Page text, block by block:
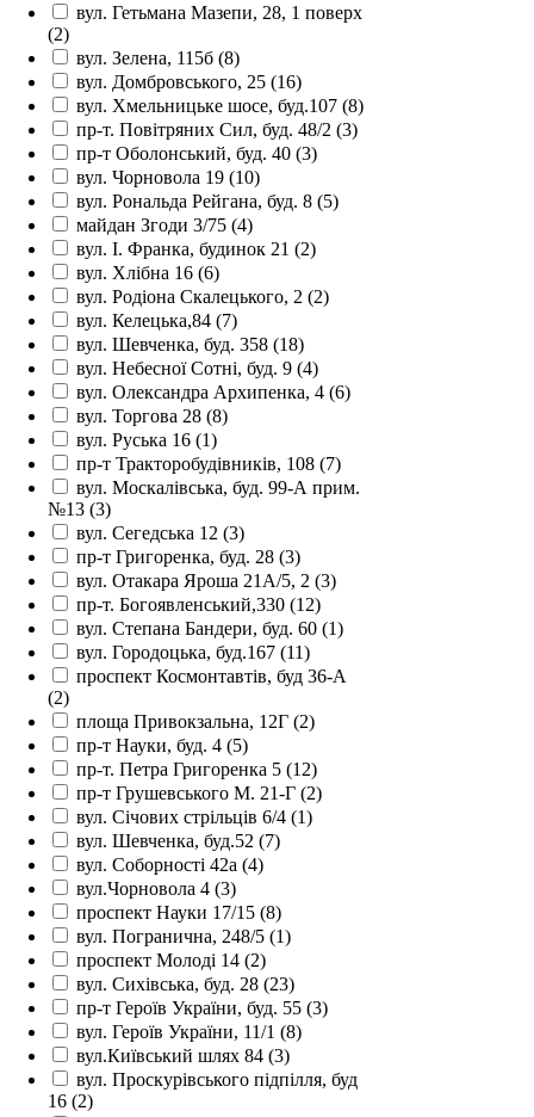
вул. Гетьмана Мазепи, 28, 1 поверх
(2)
вул. Зелена, 115б (8)
вул. Домбровського, 25 (16)
вул. Хмельницьке шосе, буд.107 (8)
пр-т. Повітряних Сил, буд. 48/2 (3)
пр-т Оболонський, буд. 40 (3)
вул. Чорновола 19 (10)
вул. Рональда Рейгана, буд. 8 (5)
майдан Згоди 3/75 (4)
вул. І. Франка, будинок 21 (2)
вул. Хлібна 16 (6)
вул. Родіона Скалецького, 2 (2)
вул. Келецька,84 (7)
вул. Шевченка, буд. 358 (18)
вул. Небесної Сотні, буд. 9 (4)
вул. Олександра Архипенка, 4 (6)
вул. Торгова 28 (8)
вул. Руська 16 (1)
пр-т Тракторобудівників, 108 (7)
вул. Москалівська, буд. 99-А прим.
№13 (3)
вул. Сегедська 12 (3)
пр-т Григоренка, буд. 28 (3)
вул. Отакара Яроша 21А/5, 2 (3)
пр-т. Богоявленський,330 (12)
вул. Степана Бандери, буд. 60 (1)
вул. Городоцька, буд.167 (11)
проспект Космонтавтів, буд 36-А
(2)
площа Привокзальна, 12Г (2)
пр-т Науки, буд. 4 (5)
пр-т. Петра Григоренка 5 (12)
пр-т Грушевського М. 21-Г (2)
вул. Січових стрільців 6/4 (1)
вул. Шевченка, буд.52 (7)
вул. Соборності 42а (4)
вул.Чорновола 4 (3)
проспект Науки 17/15 (8)
вул. Погранична, 248/5 (1)
проспект Молоді 14 (2)
вул. Сихівська, буд. 28 (23)
пр-т Героїв України, буд. 55 (3)
вул. Героїв України, 11/1 (8)
вул.Київський шлях 84 (3)
вул. Проскурівського підпілля, буд
16 (2)